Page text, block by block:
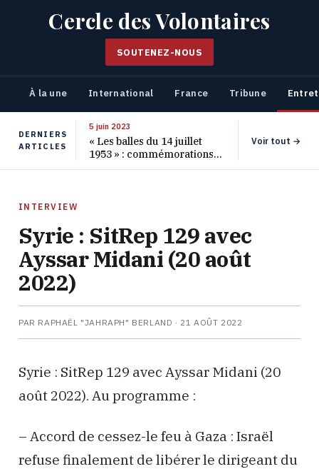
Cercle des Volontaires
SOUTENEZ-NOUS
À la une International France Tribune
DERNIERS
ARTICLES
5 juin 2023
« Les balles du 14 juillet
1953 » : commémorations
pour les 70 ans de ce
Voir tout →
INTERVIEW
Syrie : SitRep 129 avec
Ayssar Midani (20 août
2022)
PAR RAPHAËL "JAHRAPH" BERLAND · 21 AOÛT 2022
Syrie : SitRep 129 avec Ayssar Midani (20
août 2022). Au programme :
– Accord de cessez-le feu à Gaza : Israël
refuse finalement de libérer le dirigeant du